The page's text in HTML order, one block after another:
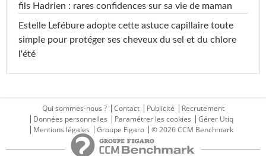
fils Hadrien : rares confidences sur sa vie de maman
Estelle Lefébure adopte cette astuce capillaire toute
simple pour protéger ses cheveux du sel et du chlore
l'été
Qui sommes-nous ? Contact Publicité
Recrutement
Données personnelles
Paramétrer les cookies
Gérer Utiq
Mentions légales
Groupe Figaro © 2026 CCM Benchmark